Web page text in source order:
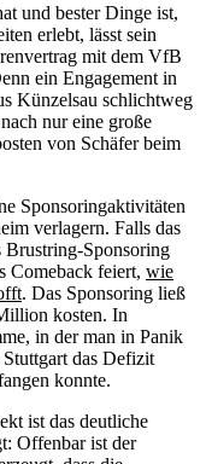
und bester Dinge ist,
erlebt, lässt sein
mit dem VfB
ein Engagement in
Künzelsau schlichtweg
nur eine große
von Schäfer beim
Sponsoringaktivitäten
verlagern. Falls das
Brustring-Sponsoring
Comeback feiert, wie
. Das Sponsoring ließ
kosten. In
in der man in Panik
das Defizit
konnte.
ist das deutliche
Offenbar ist der